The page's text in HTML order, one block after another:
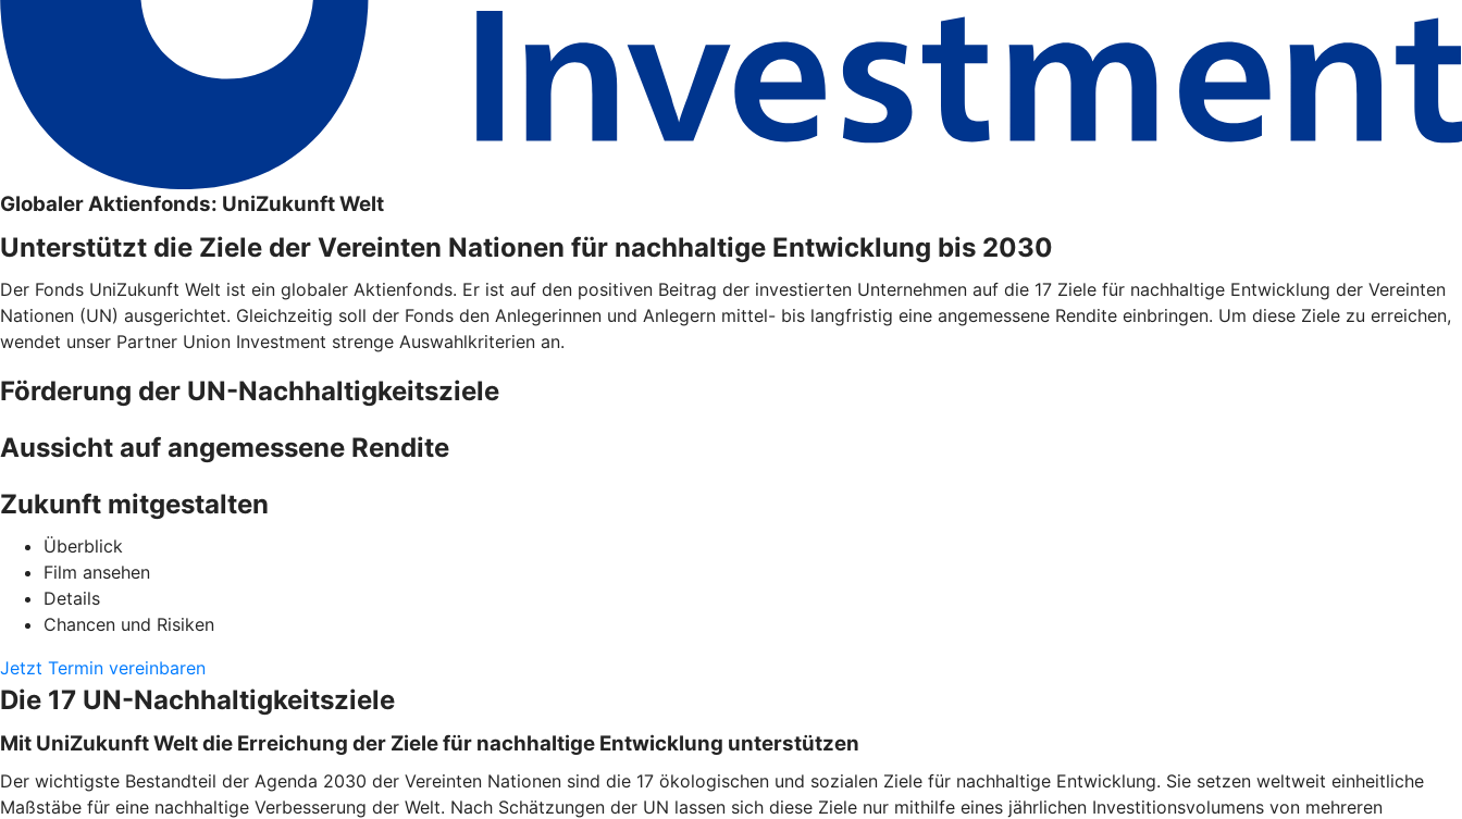
Globaler Aktienfonds: UniZukunft Welt
Unterstützt die Ziele der Vereinten Nationen für nachhaltige Entwicklung bis 2030
Der Fonds UniZukunft Welt ist ein globaler Aktienfonds. Er ist auf den positiven Beitrag der investierten Unternehmen auf die 17 Ziele für nachhaltige Entwicklung der Vereinten
Nationen (UN) ausgerichtet. Gleichzeitig soll der Fonds den Anlegerinnen und Anlegern mittel- bis langfristig eine angemessene Rendite einbringen. Um diese Ziele zu erreichen,
wendet unser Partner Union Investment strenge Auswahlkriterien an.
Förderung der UN-Nachhaltigkeitsziele
Aussicht auf angemessene Rendite
Zukunft mitgestalten
Überblick
Film ansehen
Details
Chancen und Risiken
Jetzt Termin vereinbaren
Die 17 UN-Nachhaltigkeitsziele
Mit UniZukunft Welt die Erreichung der Ziele für nachhaltige Entwicklung unterstützen
Der wichtigste Bestandteil der Agenda 2030 der Vereinten Nationen sind die 17 ökologischen und sozialen Ziele für nachhaltige Entwicklung. Sie setzen weltweit einheitliche
Maßstäbe für eine nachhaltige Verbesserung der Welt. Nach Schätzungen der UN lassen sich diese Ziele nur mithilfe eines jährlichen Investitionsvolumens von mehreren